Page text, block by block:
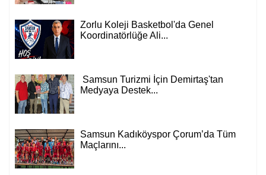
Zorlu Koleji Basketbol'da Genel
Koordinatörlüğe Ali...
Samsun Turizmi İçin Demirtaş'tan
Medyaya Destek...
Samsun Kadıköyspor Çorum’da Tüm
Maçlarını...